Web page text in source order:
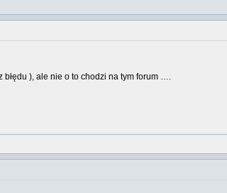
), ale nie o to chodzi na tym forum ….